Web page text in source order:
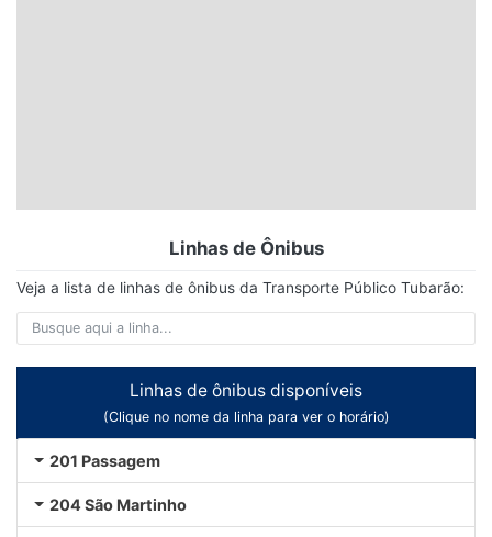
Linhas de Ônibus
Veja a lista de linhas de ônibus da Transporte Público Tubarão:
Linhas de ônibus disponíveis
(Clique no nome da linha para ver o horário)
201 Passagem
204 São Martinho